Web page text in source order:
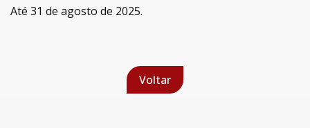
Até 31 de agosto de 2025.
Voltar